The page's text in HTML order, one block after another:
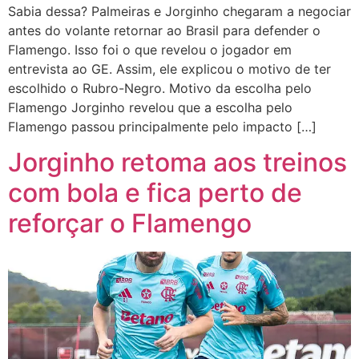
Sabia dessa? Palmeiras e Jorginho chegaram a negociar
antes do volante retornar ao Brasil para defender o
Flamengo. Isso foi o que revelou o jogador em
entrevista ao GE. Assim, ele explicou o motivo de ter
escolhido o Rubro-Negro. Motivo da escolha pelo
Flamengo Jorginho revelou que a escolha pelo
Flamengo passou principalmente pelo impacto […]
Jorginho retoma aos treinos
com bola e fica perto de
reforçar o Flamengo